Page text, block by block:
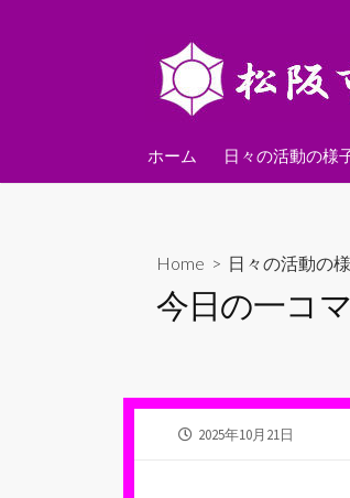
ス
ホーム 日々の活動の様
2026年度
Home > 日々の活動の
今日の一コ
公
2025年10月21日